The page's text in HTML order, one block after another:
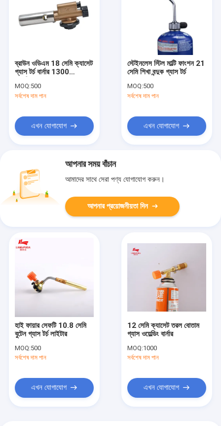
ব্রাউন ওডিএম 18 সেমি ক্যাসেট
গ্যাস টর্চ বার্নার 1300
MOQ:500
সর্বশেষ দাম পান
এখন যোগাযোগ
স্টেইনলেস স্টিল মাল্টি ফাংশন 21
সেমি শিখা বন্দুক গ্যাস টর্চ
MOQ:500
সর্বশেষ দাম পান
এখন যোগাযোগ
আপনার সময় বাঁচান
আমাদের সাথে সেরা পণ্য যোগাযোগ করুন।
আপনার প্রয়োজনীয়তা দিন
হাই ফায়ার সেফটি 10.8 সেমি
বুটেন গ্যাস টর্চ লাইটার
MOQ:500
সর্বশেষ দাম পান
এখন যোগাযোগ
12 সেমি ক্যাসেট তরল বোতাম
গ্যাস ওয়েল্ডিং বার্নার
MOQ:1000
সর্বশেষ দাম পান
এখন যোগাযোগ